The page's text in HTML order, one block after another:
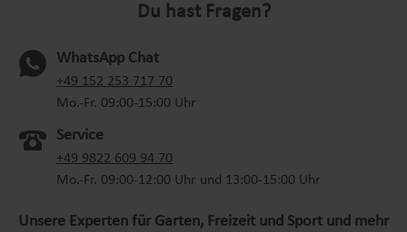
Du hast Fragen?
WhatsApp Chat
+49 152 253 717 70
Mo.-Fr. 09:00-15:00 Uhr
Service
+49 9822 609 94 70
Mo.-Fr. 09:00-12:00 Uhr und 13:00-15:00 Uhr
Unsere Experten für Garten, Freizeit und Sport und mehr